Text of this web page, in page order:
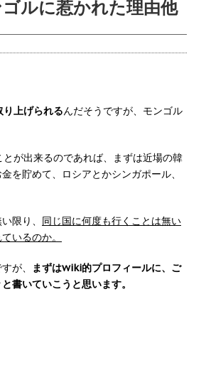
ルに惹かれた理由他
上げられるんだそうですが、モンゴル
が出来るのであれば、まずは近場の韓
を貯めて、ロシアとかシンガポール、
限り、 同じ国に何度も行くことは無い
いるのか。
が、
まずはwiki的プロフィールに、ご
書いていこうと思います。